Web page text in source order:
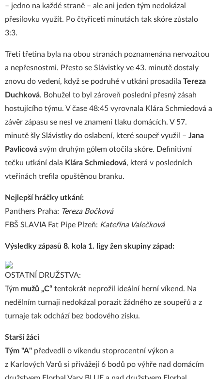
– jedno na každé straně – ale ani jeden tým nedokázal
přesilovku využít. Po čtyřiceti minutách tak skóre zůstalo
3:3.
Třetí třetina byla na obou stranách poznamenána nervozitou
a nepřesnostmi. Přesto se Slávistky ve 43. minutě dostaly
znovu do vedení, když se podruhé v utkání prosadila Tereza
Duchková. Bohužel to byl zároveň poslední přesný zásah
hostujícího týmu. V čase 48:45 vyrovnala Klára Schmiedová a
závěr zápasu se nesl ve znamení tlaku domácích. V 57.
minutě šly Slávistky do oslabení, které soupeř využil – Jana
Pavlicová svým druhým gólem otočila skóre. Definitivní
tečku utkání dala Klára Schmiedová, která v posledních
vteřinách trefila opuštěnou branku.
Nejlepší hráčky utkání:
Panthers Praha: Tereza Bočková
FBŠ SLAVIA Fat Pipe Plzeň: Kateřina Valečková
Výsledky zápasů 8. kola 1. ligy žen skupiny západ:
OSTATNÍ DRUŽSTVA:
Tým mužů „C“ tentokrát neprožil ideální herní víkend. Na
nedělním turnaji nedokázal porazit žádného ze soupeřů a z
turnaje tak odchází bez bodového zisku.
Starší žáci
Tým "A" předvedli o víkendu stoprocentní výkon a
z Karlových Varů si přivážejí 6 bodů po výhře nad domácím